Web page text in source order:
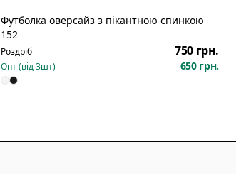
Футболка оверсайз з пікантною спинкою
152
Роздріб 750 грн.
Опт (від3шт) 650 грн.